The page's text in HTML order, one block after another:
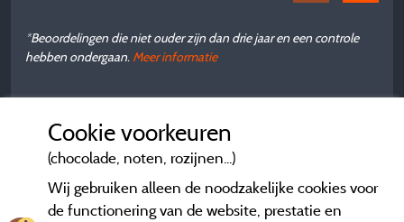
*Beoordelingen die niet ouder zijn dan drie jaar en een controle
hebben ondergaan. Meer informatie
Cookie voorkeuren
(chocolade, noten, rozijnen...)
Wij gebruiken alleen de noodzakelijke cookies voor
de functionering van de website, prestatie en